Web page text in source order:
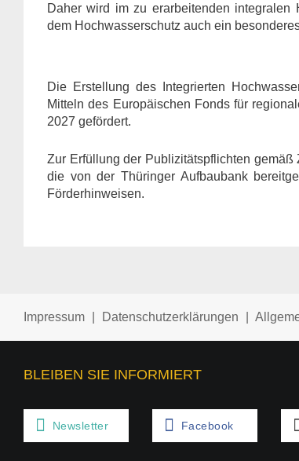
Daher wird im zu erarbeitenden integralen
dem Hochwasserschutz auch ein
Die Erstellung des Integrierten
Mitteln des Europäischen Fonds für
2027 gefördert.
Zur Erfüllung der Publizitätspflichten
die von der Thüringer Aufbaubank
Förderhinweisen.
Impressum Datenschutzerklärungen
BLEIBEN SIE INFORMIERT
Newsletter Facebook